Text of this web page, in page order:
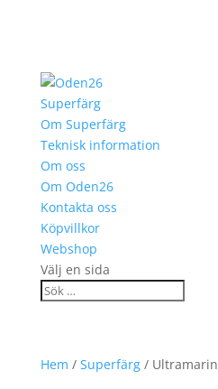
Superfärg
Om Superfärg
Teknisk information
Om oss
Om Oden26
Kontakta oss
Köpvillkor
Webshop
Välj en sida
Hem / Superfärg/ Ultramarin